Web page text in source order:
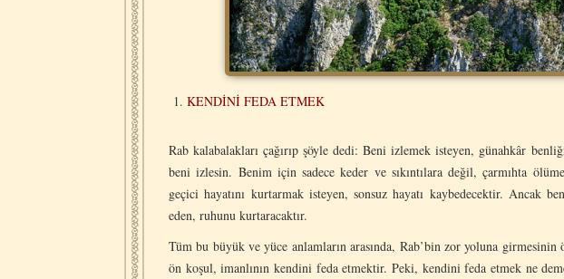
KENDİNİ FEDA ETMEK
Rab kalabalakları çağırıp şöyle dedi: Beni izlemek isteyen, günahkâr
beni izlesin. Benim için sadece keder ve sıkıntılara değil, çarmıhta
geçici hayatını kurtarmak isteyen, sonsuz hayatı kaybedecektir. Ancak
eden, ruhunu kurtaracaktır.
Tüm bu büyük ve yüce anlamların arasında, Rab’bin zor yoluna
ön koşul, imanlının kendini feda etmektir. Peki, kendini feda etmek ne